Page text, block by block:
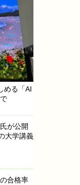
める「AI
が公開
大学講義
合格率